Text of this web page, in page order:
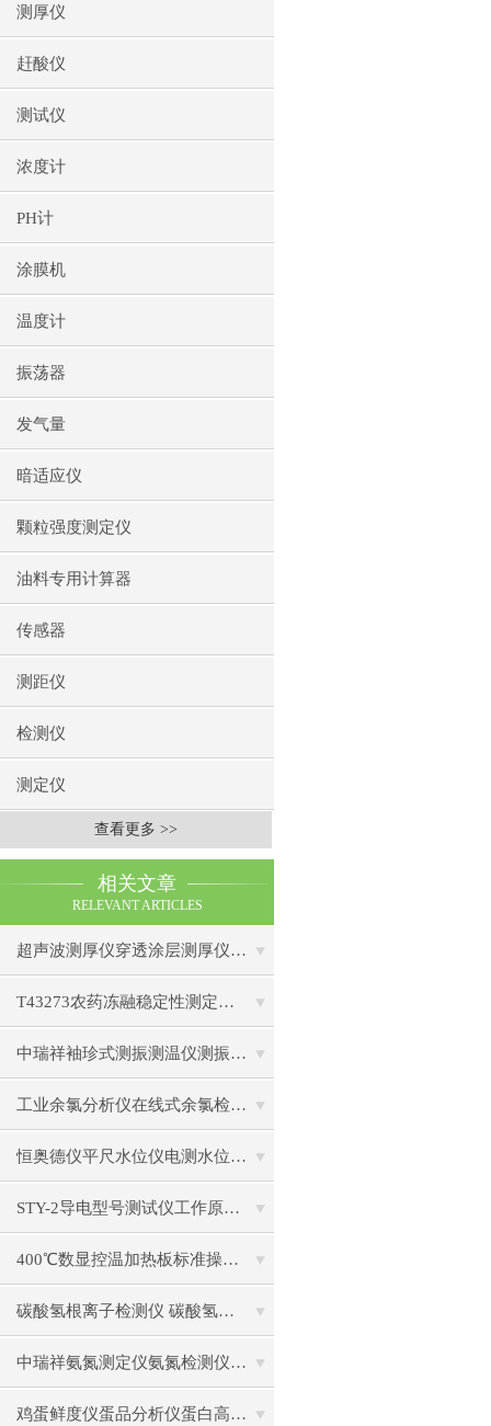
测厚仪
赶酸仪
测试仪
浓度计
PH计
涂膜机
温度计
振荡器
发气量
暗适应仪
颗粒强度测定仪
油料专用计算器
传感器
测距仪
检测仪
测定仪
查看更多 >>
相关文章
RELEVANT ARTICLES
超声波测厚仪穿透涂层测厚仪操作前准备操作步骤
T43273农药冻融稳定性测定仪的操作使用
中瑞祥袖珍式测振测温仪测振仪使用注意事项工作原理
工业余氯分析仪在线式余氯检测仪日常维护注意事项安装与接线步骤
恒奥德仪平尺水位仪电测水位计结构原理操作使用
STY-2导电型号测试仪工作原理标准操作流程
400℃数显控温加热板标准操作流程
碳酸氢根离子检测仪 碳酸氢根水质测定仪操作使用
中瑞祥氨氮测定仪氨氮检测仪操作前准备使用注意事项
鸡蛋鲜度仪蛋品分析仪蛋白高度计通用操作流程